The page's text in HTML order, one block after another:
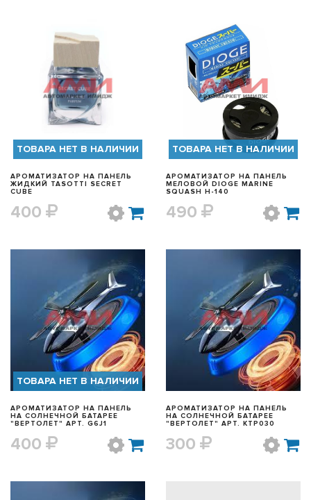
БЫСТРЫЙ ПРОСМОТР
ТОВАРА НЕТ В НАЛИЧИИ
АРОМАТИЗАТОР НА ПАНЕЛЬ
ЖИДКИЙ TASOTTI SECRET
CUBE
400
БЫСТРЫЙ ПРОСМОТР
ТОВАРА НЕТ В НАЛИЧИИ
АРОМАТИЗАТОР НА ПАНЕЛЬ
МЕЛОВОЙ DIOGE MARINE
SQUASH H-140
490
БЫСТРЫЙ ПРОСМОТР
ТОВАРА НЕТ В НАЛИЧИИ
АРОМАТИЗАТОР НА ПАНЕЛЬ
НА СОЛНЕЧНОЙ БАТАРЕЕ
"ВЕРТОЛЕТ" АРТ. G6J1
400
БЫСТРЫЙ ПРОСМОТР
АРОМАТИЗАТОР НА ПАНЕЛЬ
НА СОЛНЕЧНОЙ БАТАРЕЕ
"ВЕРТОЛЕТ" АРТ. KTP030
300